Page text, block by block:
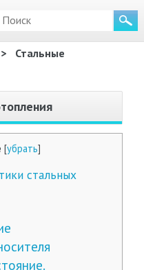
>
Стальные
[убрать]
стальных